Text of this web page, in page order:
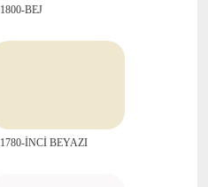
1800-BEJ
1780-İNCİ BEYAZI